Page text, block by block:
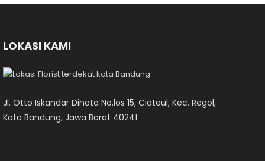
LOKASI KAMI
Jl. Otto Iskandar Dinata No.los 15, Ciateul, Kec. Regol,
Kota Bandung, Jawa Barat 40241